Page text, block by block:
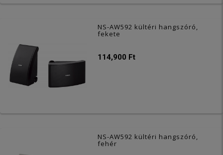
NS-AW592 kültéri hangszóró,
fekete
114,900 Ft
NS-AW592 kültéri hangszóró,
fehér